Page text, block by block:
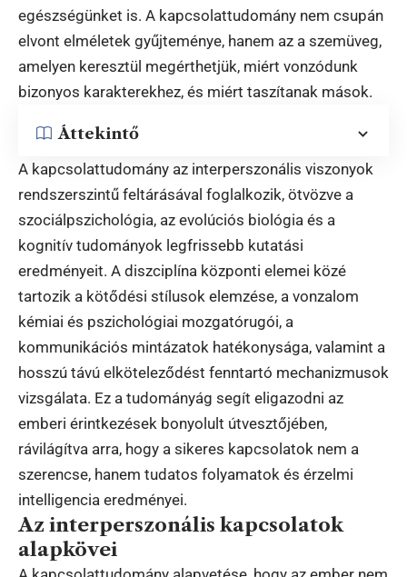
egészségünket is. A kapcsolattudomány nem csupán
elvont elméletek gyűjteménye, hanem az a szemüveg,
amelyen keresztül megérthetjük, miért vonzódunk
bizonyos karakterekhez, és miért taszítanak mások.
Áttekintő
A kapcsolattudomány az interperszonális viszonyok
rendszerszintű feltárásával foglalkozik, ötvözve a
szociálpszichológia, az evolúciós biológia és a
kognitív tudományok legfrissebb kutatási
eredményeit. A diszciplína központi elemei közé
tartozik a kötődési stílusok elemzése, a vonzalom
kémiai és pszichológiai mozgatórugói, a
kommunikációs mintázatok hatékonysága, valamint a
hosszú távú elköteleződést fenntartó mechanizmusok
vizsgálata. Ez a tudományág segít eligazodni az
emberi érintkezések bonyolult útvesztőjében,
rávilágítva arra, hogy a sikeres kapcsolatok nem a
szerencse, hanem tudatos folyamatok és érzelmi
intelligencia eredményei.
Az interperszonális kapcsolatok
alapkövei